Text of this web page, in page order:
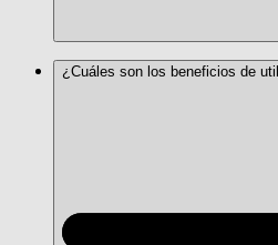
¿Cuáles son los beneficios de